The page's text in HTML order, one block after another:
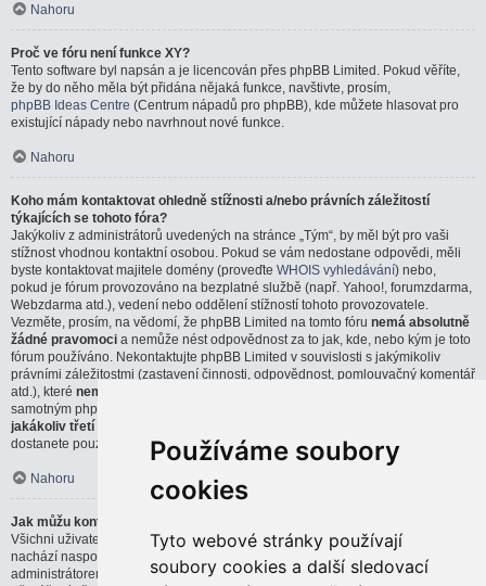
Používáme soubory
cookies
Tyto webové stránky používají
soubory cookies a další sledovací
Nahoru
Proč ve fóru není funkce XY?
Tento software byl napsán a je licencován přes phpBB Limited. Pokud věříte,
že by do něho měla být přidána nějaká funkce, navštivte, prosím,
phpBB Ideas Centre (Centrum nápadů pro phpBB), kde můžete hlasovat pro
existující nápady nebo navrhnout nové funkce.
Nahoru
Koho mám kontaktovat ohledně stížnosti a/nebo právních záležitostí
týkajících se tohoto fóra?
Jakýkoliv z administrátorů uvedených na stránce „Tým“, by měl být pro vaši
stížnost vhodnou kontaktní osobou. Pokud se vám nedostane odpovědi, měli
byste kontaktovat majitele domény (proveďte WHOIS vyhledávání) nebo,
pokud je fórum provozováno na bezplatné službě (např. Yahoo!, forumzdarma,
Webzdarma atd.), vedení nebo oddělení stížností tohoto provozovatele.
Vezměte, prosím, na vědomí, že phpBB Limited na tomto fóru nemá absolutně
žádné pravomoci a nemůže nést odpovědnost za to jak, kde, nebo kým je toto
fórum používáno. Nekontaktujte phpBB Limited v souvislosti s jakýmikoliv
právními záležitostmi (zastavení činnosti, odpovědnost, pomlouvačný komentář
atd.), které nemají přímou souvislost
samotným phpBB softwarem. Pokud pošlete email phpBB Limited týkající se
jakákoliv třetí strany
dostanete pouze strohou, nebo vůbec žádnou odpověď.
Nahoru
Jak můžu kontaktovat administrátora fóra?
Všichni uživatelé fóra můžou použít formulář „Kontaktujte nás“, který se
nachází naspodu všech stránek, pokud je tato možnost povolena
administrátorem fóra.